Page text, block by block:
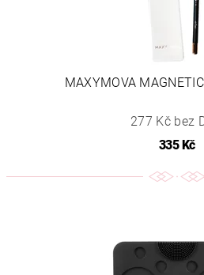
MAXYMOVA
277 Kč bez
335 Kč